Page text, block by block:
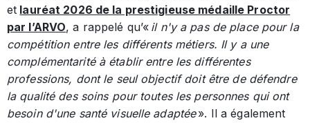
et lauréat 2026 de la prestigieuse médaille Proctor
par l’ARVO, a rappelé qu’« il n'y a pas de place pour la
compétition entre les différents métiers. Il y a une
complémentarité à établir entre les différentes
professions, dont le seul objectif doit être de défendre
la qualité des soins pour toutes les personnes qui ont
besoin d'une santé visuelle adaptée». Il a également